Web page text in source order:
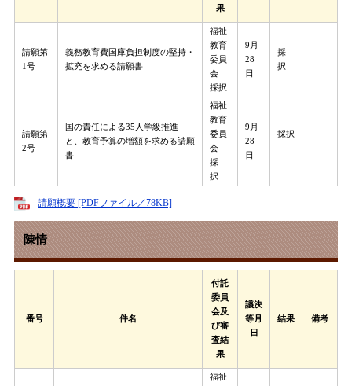
果
請願第
1号
義務教育費国庫負担制度の堅持・
拡充を求める請願書
福祉
教育
委員
会
採択
9月
28
日
採
択
請願第
2号
国の責任による35人学級推進
と、教育予算の増額を求める請願
書
福祉
教育
委員
会
採
択
9月
28
日
採択
請願概要 [PDFファイル／78KB]
陳情
番号 件名
付託
委員
会及
び審
査結
果
議決
等月
日
結果 備考
福祉